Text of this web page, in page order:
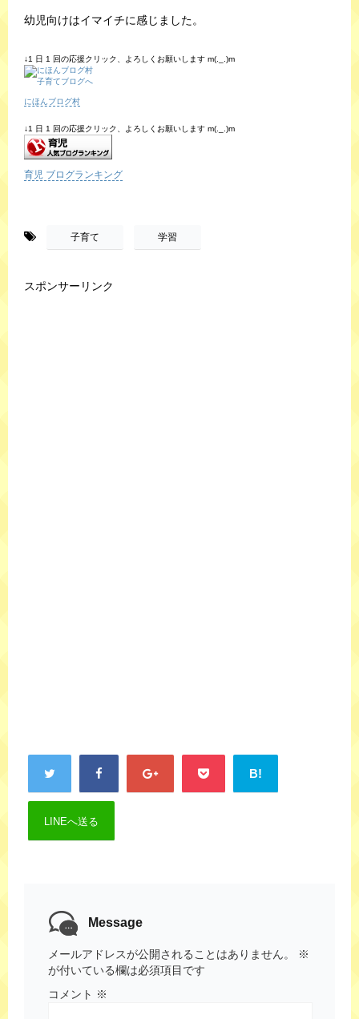
幼児向けはイマイチに感じました。
↓1 日 1 回の応援クリック、よろしくお願いします m(._.)m
にほんブログ村
↓1 日 1 回の応援クリック、よろしくお願いします m(._.)m
育児 ブログランキング
子育て 学習
スポンサーリンク
B!
LINEへ送る
Message
メールアドレスが公開されることはありません。
※
が付いている欄は必須項目です
コメント ※